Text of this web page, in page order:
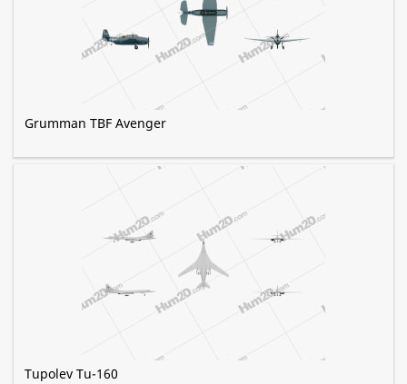
Grumman TBF Avenger
Tupolev Tu-160